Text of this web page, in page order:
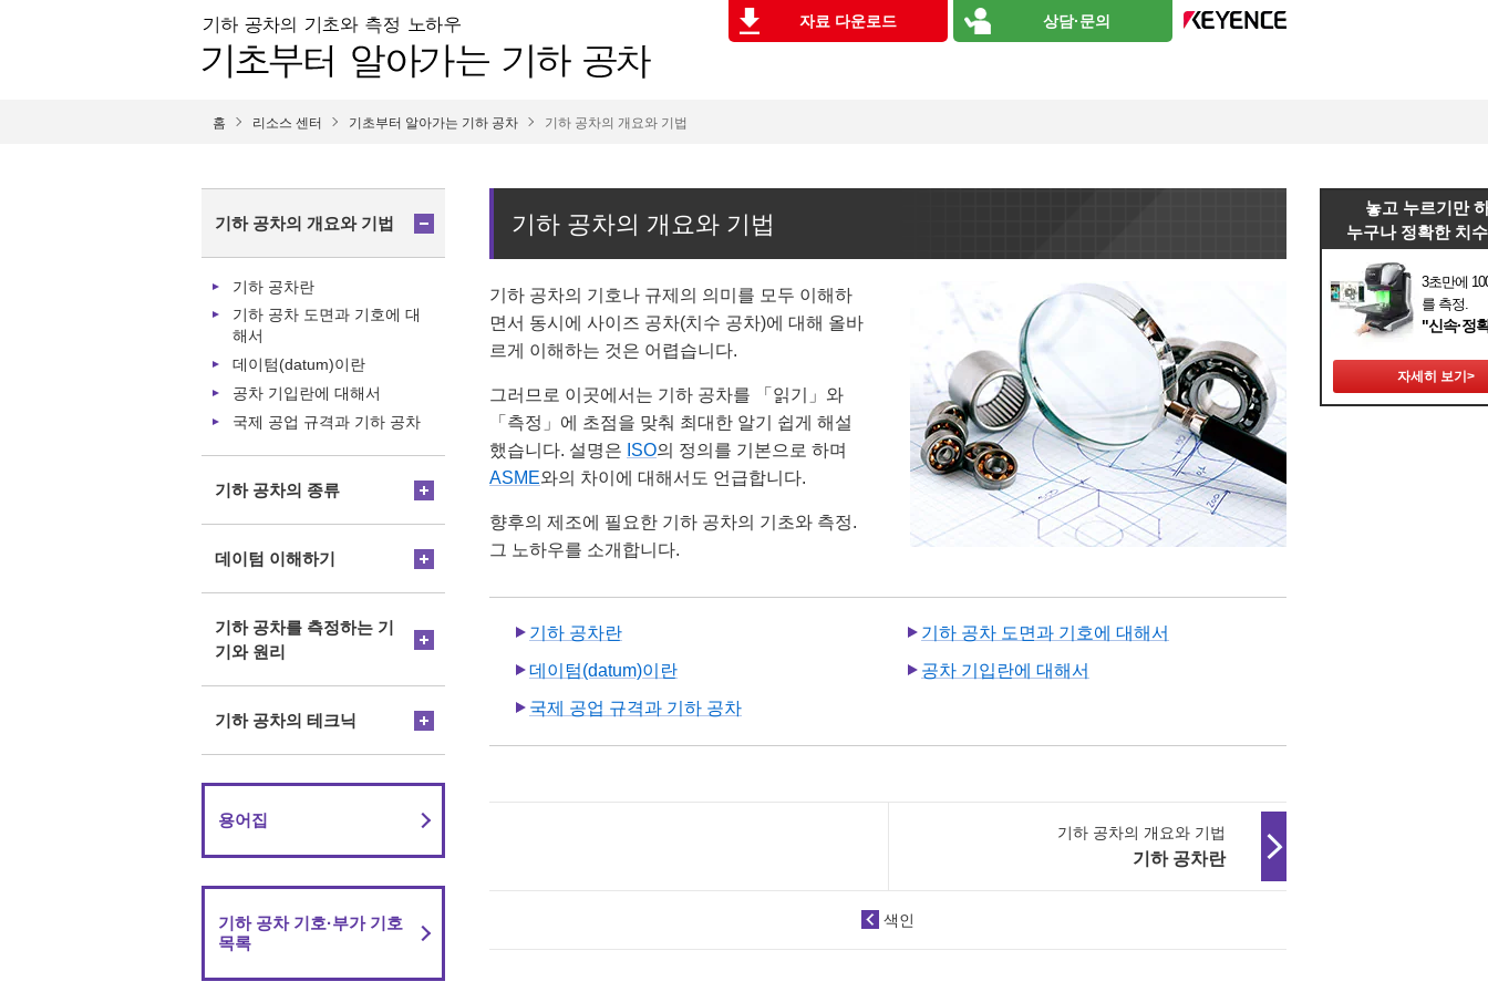
자료 다운로드 상담·문의
홈 리소스 센터 기초부터 알아가는 기하 공차 기하 공차의 개요와 기법
기하 공차의 개요와 기법
기하 공차의 기호나 규제의 의미를 모두 이해하
면서 동시에 사이즈 공차(치수 공차)에 대해 올바
르게 이해하는 것은 어렵습니다.
그러므로 이곳에서는 기하 공차를 「읽기」와
「측정」에 초점을 맞춰 최대한 알기 쉽게 해설
했습니다. 설명은 ISO의 정의를 기본으로 하며
ASME와의 차이에 대해서도 언급합니다.
향후의 제조에 필요한 기하 공차의 기초와 측정.
그 노하우를 소개합니다.
기하 공차란
기하 공차 도면과 기호에 대해서
데이텀(datum)이란
공차 기입란에 대해서
국제 공업 규격과 기하 공차
기하 공차의 개요와 기법
기하 공차란
색인
기하 공차의 개요와 기법
기하 공차란
기하 공차 도면과 기호에 대
해서
데이텀(datum)이란
공차 기입란에 대해서
국제 공업 규격과 기하 공차
기하 공차의 종류
데이텀 이해하기
기하 공차를 측정하는 기
기와 원리
기하 공차의 테크닉
용어집
기하 공차 기호·부가 기호
목록
놓고 누르기만
누구나 정확한 치
3초만에
를 측정.
"신속·정
자세히 보기>